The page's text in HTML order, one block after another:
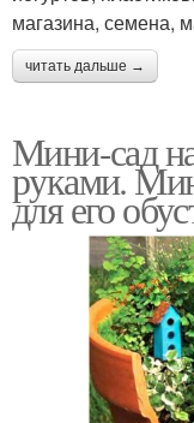
магазина, семена,
читать дальше →
Мини-сад
руками.
для его